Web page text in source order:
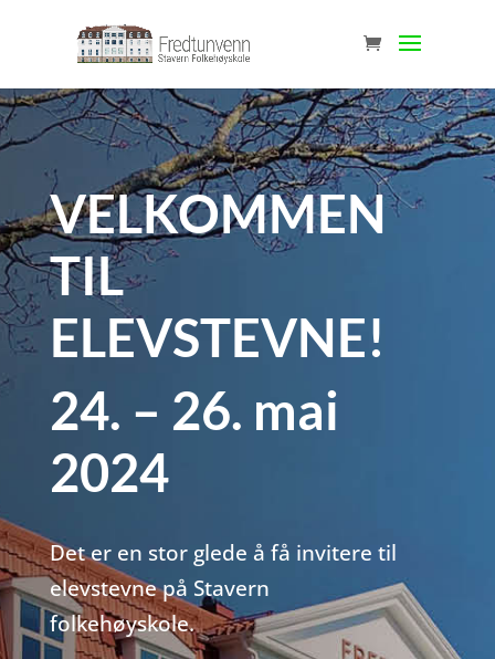
VELKOMMEN
TIL
ELEVSTEVNE!
24. – 26. mai
2024
Det er en stor glede å få invitere til
elevstevne på Stavern
folkehøyskole.